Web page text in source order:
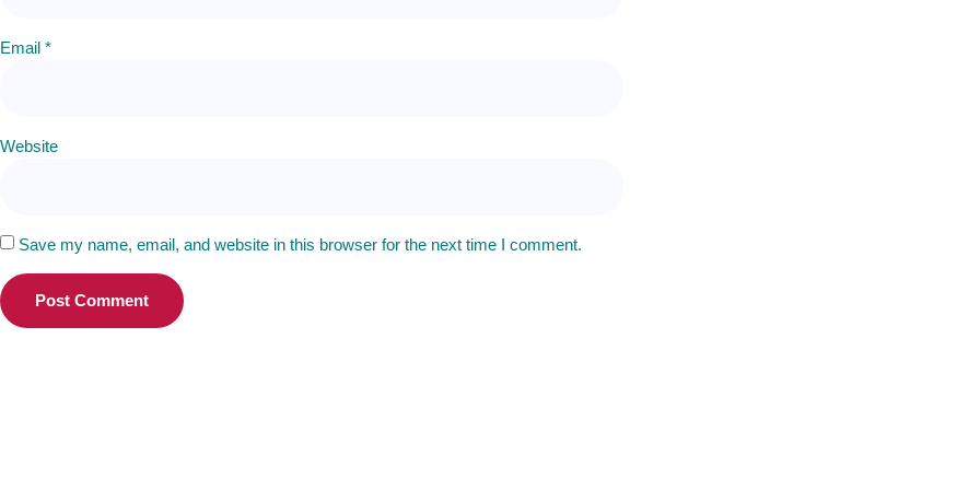
Email *
Website
Save my name, email, and website in this browser for the next time I comment.